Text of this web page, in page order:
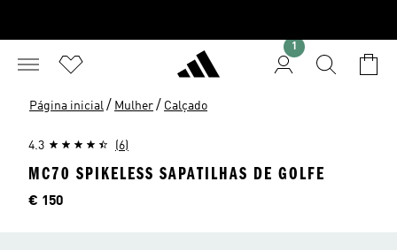
Página inicial / Mulher / Calçado
4.3 (6)
MC70 SPIKELESS SAPATILHAS DE GOLFE
Preço
€ 150